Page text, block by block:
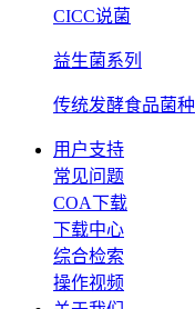
CICC说菌
益生菌系列
传统发酵食品菌种
用户支持
常见问题
COA下载
下载中心
综合检索
操作视频